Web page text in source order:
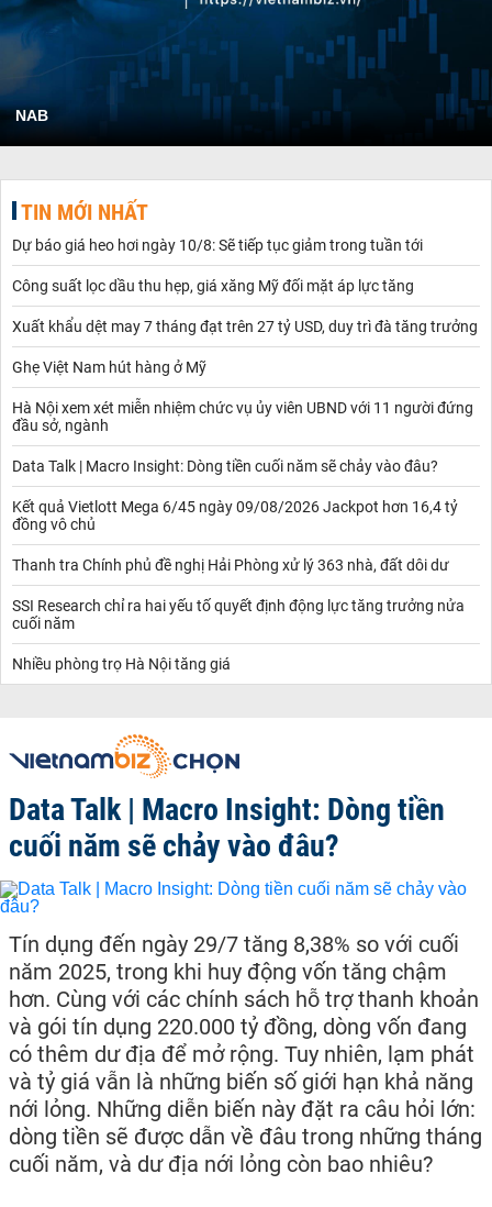
NAB
TIN MỚI NHẤT
Dự báo giá heo hơi ngày 10/8: Sẽ tiếp tục giảm trong tuần tới
Công suất lọc dầu thu hẹp, giá xăng Mỹ đối mặt áp lực tăng
Xuất khẩu dệt may 7 tháng đạt trên 27 tỷ USD, duy trì đà tăng trưởng
Ghẹ Việt Nam hút hàng ở Mỹ
Hà Nội xem xét miễn nhiệm chức vụ ủy viên UBND với 11 người đứng
đầu sở, ngành
Data Talk | Macro Insight: Dòng tiền cuối năm sẽ chảy vào đâu?
Kết quả Vietlott Mega 6/45 ngày 09/08/2026 Jackpot hơn 16,4 tỷ
đồng vô chủ
Thanh tra Chính phủ đề nghị Hải Phòng xử lý 363 nhà, đất dôi dư
SSI Research chỉ ra hai yếu tố quyết định động lực tăng trưởng nửa
cuối năm
Nhiều phòng trọ Hà Nội tăng giá
Data Talk | Macro Insight: Dòng tiền
cuối năm sẽ chảy vào đâu?
Tín dụng đến ngày 29/7 tăng 8,38% so với cuối
năm 2025, trong khi huy động vốn tăng chậm
hơn. Cùng với các chính sách hỗ trợ thanh khoản
và gói tín dụng 220.000 tỷ đồng, dòng vốn đang
có thêm dư địa để mở rộng. Tuy nhiên, lạm phát
và tỷ giá vẫn là những biến số giới hạn khả năng
nới lỏng. Những diễn biến này đặt ra câu hỏi lớn:
dòng tiền sẽ được dẫn về đâu trong những tháng
cuối năm, và dư địa nới lỏng còn bao nhiêu?